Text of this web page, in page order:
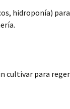
hidroponía)
cultivar para